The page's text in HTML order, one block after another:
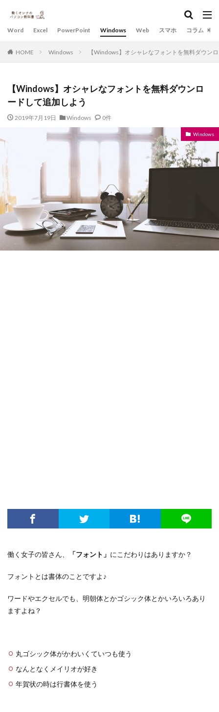
Word Excel PowerPoint Windows Web スマホ コラム
HOME Windows 【Windows】オシャレなフォントを無料ダウン
【Windows】オシャレなフォントを無料ダウンロ
ードして追加しよう
2019年7月19日 Windows 0件
Windows
働く女子の皆さん、 「フォント」 にこだわりはありますか？
フォントとは書体のことですよ♪
ワードやエクセルでも、明朝体とかゴシック体とかいろいろあり
ますよね？
丸ゴシック体がかわいくていつも使う
なんとなくメイリオが好き
年賀状の時は行書体を使う